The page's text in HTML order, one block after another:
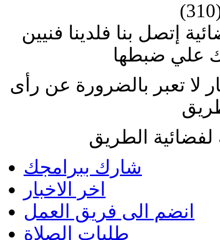
إتصل بنا فلدينا فنيين
علي ضبطها
لا تعبر بالضرورة عن رأى
الطريق
شارك ببرامجك
اخر الاخبار
انضم الى فريق العمل
طلبات الصلاة